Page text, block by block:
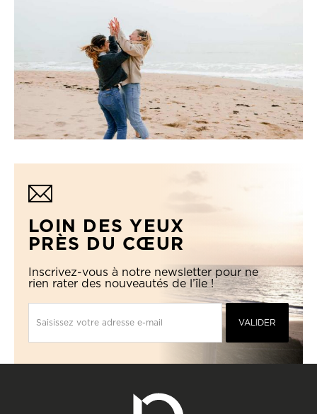
LOIN DES YEUX
PRÈS DU CŒUR
Inscrivez-vous à notre newsletter pour ne
rien rater des nouveautés de l’île !
Saisissez votre adresse e-mail VALIDER